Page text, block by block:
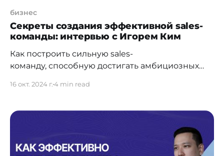
бизнес
Секреты создания эффективной sales-
команды: интервью с Игорем Ким
Как построить сильную sales-
команду, способную достигать амбициозных
применяет руководитель для того, чтобы
компания преодолевала вызовы и добивалась
Ким, руководитель по развитию бизнеса Acer в
16 окт. 2024 г.4 min read